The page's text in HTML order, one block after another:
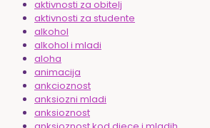
aktivnosti za obitelj
aktivnosti za studente
alkohol
alkohol i mladi
aloha
animacija
ankcioznost
anksiozni mladi
anksioznost